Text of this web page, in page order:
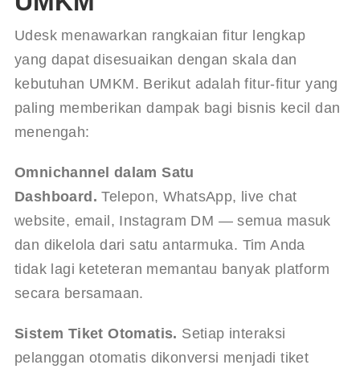
Udesk menawarkan rangkaian fitur lengkap
yang dapat disesuaikan dengan skala dan
kebutuhan UMKM. Berikut adalah fitur-fitur yang
paling memberikan dampak bagi bisnis kecil dan
menengah:
Omnichannel dalam Satu
Dashboard. Telepon, WhatsApp, live chat
website, email, Instagram DM — semua masuk
dan dikelola dari satu antarmuka. Tim Anda
tidak lagi keteteran memantau banyak platform
secara bersamaan.
Sistem Tiket Otomatis. Setiap interaksi
pelanggan otomatis dikonversi menjadi tiket